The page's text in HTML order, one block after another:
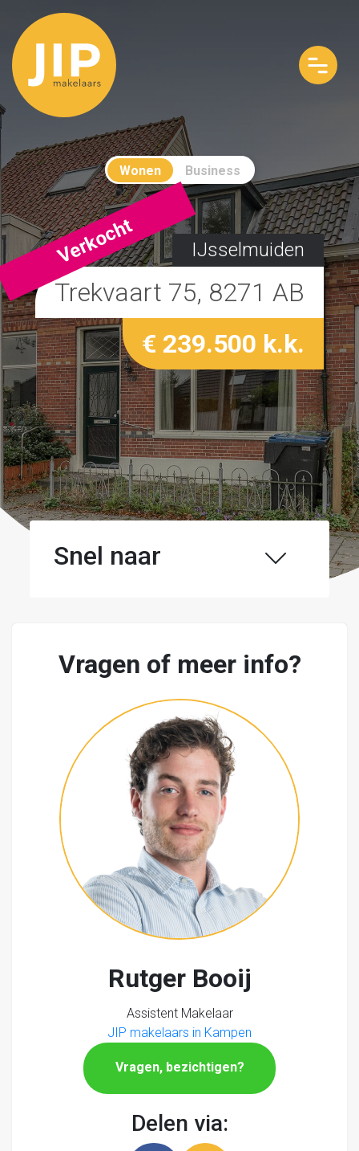
Wonen Business
IJsselmuiden
Verkocht
Trekvaart 75, 8271 AB
€ 239.500 k.k.
Snel naar
Vragen of meer info?
Rutger Booij
Assistent Makelaar
JIP makelaars in Kampen
Vragen, bezichtigen?
Delen via: